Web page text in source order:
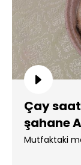
Çay
şahane
Mutfaktaki